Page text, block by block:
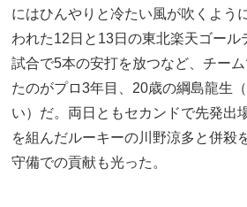
にはひんやりと冷たい風が吹くよう
われた12日と13日の東北楽天ゴール
試合で5本の安打を放つなど、チー
たのがプロ3年目、20歳の綱島龍生
い）だ。両日ともセカンドで先発出
を組んだルーキーの川野涼多と併殺
守備での貢献も光った。